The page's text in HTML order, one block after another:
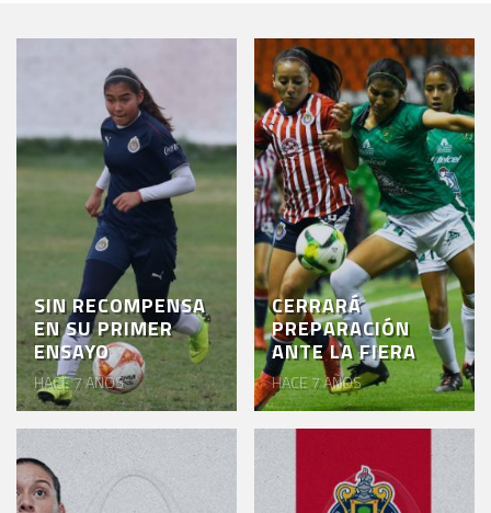
SIN RECOMPENSA
EN SU PRIMER
ENSAYO
HACE 7 AÑOS
CERRARÁ
PREPARACIÓN
ANTE LA FIERA
HACE 7 AÑOS